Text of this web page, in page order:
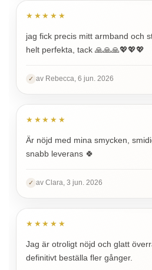
★★★★★
jag fick precis mitt armband och
helt perfekta, tack 🙏🙏🙏💖💖💖
✓ av Rebecca, 6 jun. 2026
★★★★★
Är nöjd med mina smycken,
snabb leverans 🍀
✓ av Clara, 3 jun. 2026
★★★★★
Jag är otroligt nöjd och glatt
definitivt beställa fler gånger.